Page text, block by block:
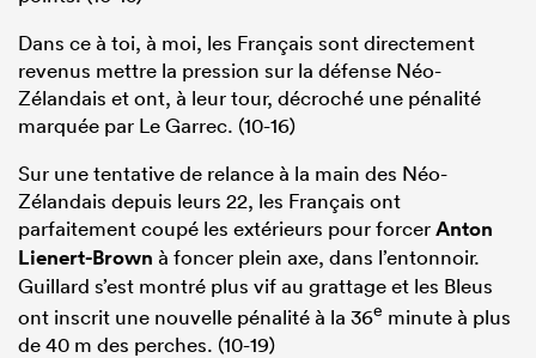
Dans ce à toi, à moi, les Français sont directement
revenus mettre la pression sur la défense Néo-
Zélandais et ont, à leur tour, décroché une pénalité
marquée par Le Garrec. (10-16)
Sur une tentative de relance à la main des Néo-
Zélandais depuis leurs 22, les Français ont
parfaitement coupé les extérieurs pour forcerAnton
Lienert-Brown à foncer plein axe, dans l’entonnoir.
Guillard s’est montré plus vif au grattage et les Bleus
ont inscrit une nouvelle pénalité à la 36e minute à plus
de 40 m des perches. (10-19)